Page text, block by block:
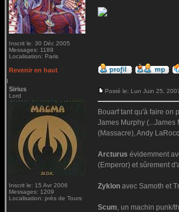
Inscrit le: 30 Déc 2005
Messages: 1189
Localisation: Paris
Revenir en haut
Sirius
Lord
Inscrit le: 15 Avr 2006
Messages: 1209
Localisation: près de Tours
Posté le: Lun Juin 25,
Bouarf tant qu'à faire on
James Murphy (...James
(Massacre), Andy
Arcturus évidemment
(Emperor) et sûrement
Zyklon avec Samoth et
Scum, un machin punk/